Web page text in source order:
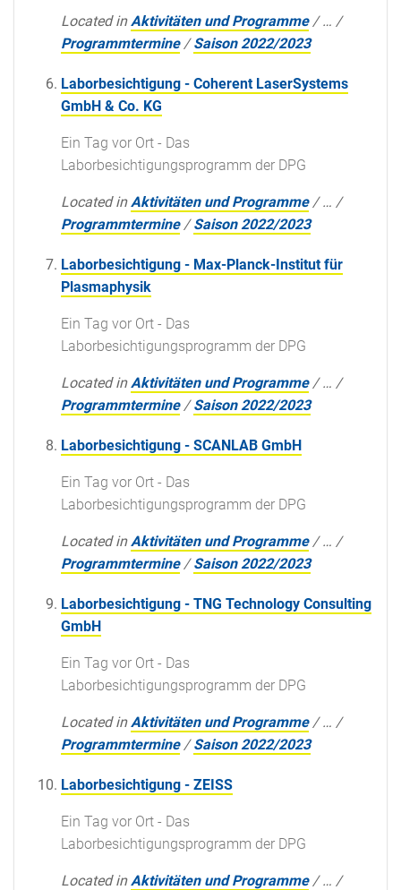
Located in Aktivitäten und Programme /… /
Programmtermine /Saison 2022/2023
Laborbesichtigung - Coherent LaserSystems
GmbH & Co. KG
Ein Tag vor Ort - Das
Laborbesichtigungsprogramm der DPG
Located in Aktivitäten und Programme /… /
Programmtermine /Saison 2022/2023
Laborbesichtigung - Max-Planck-Institut für
Plasmaphysik
Ein Tag vor Ort - Das
Laborbesichtigungsprogramm der DPG
Located in Aktivitäten und Programme /… /
Programmtermine /Saison 2022/2023
Laborbesichtigung - SCANLAB GmbH
Ein Tag vor Ort - Das
Laborbesichtigungsprogramm der DPG
Located in Aktivitäten und Programme /… /
Programmtermine /Saison 2022/2023
Laborbesichtigung - TNG Technology Consulting
GmbH
Ein Tag vor Ort - Das
Laborbesichtigungsprogramm der DPG
Located in Aktivitäten und Programme /… /
Programmtermine /Saison 2022/2023
Laborbesichtigung - ZEISS
Ein Tag vor Ort - Das
Laborbesichtigungsprogramm der DPG
Located in Aktivitäten und Programme /… /